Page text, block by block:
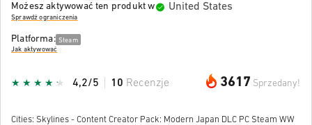
Możesz aktywować ten produkt w United States
Sprawdź ograniczenia
Platforma: Steam
Jak aktywować
3617 Sprzedany!
4,2/5 10 Recenzje
Cities: Skylines - Content Creator Pack: Modern Japan DLC PC Steam WW